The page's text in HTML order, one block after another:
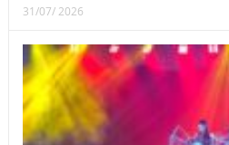
31/07/ 2026